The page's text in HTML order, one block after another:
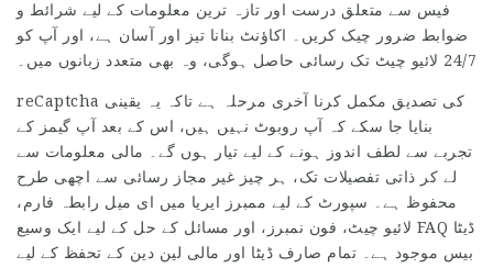
فیس سے متعلق درست اور تازہ ترین معلومات کے لیے شرائط و
ضوابط ضرور چیک کریں۔ اکاؤنٹ بنانا تیز اور آسان ہے، اور آپ کو
24/7 لائیو چیٹ تک رسائی حاصل ہوگی، وہ بھی متعدد زبانوں میں۔
reCaptcha کی تصدیق مکمل کرنا آخری مرحلہ ہے تاکہ یہ یقینی
بنایا جا سکے کہ آپ روبوٹ نہیں ہیں، اس کے بعد آپ گیمز کے
تجربے سے لطف اندوز ہونے کے لیے تیار ہوں گے۔ مالی معلومات سے
لے کر ذاتی تفصیلات تک، ہر چیز غیر مجاز رسائی سے اچھی طرح
محفوظ ہے۔ سپورٹ کے لیے ممبرز ایریا میں ای میل رابطہ فارم،
لائیو چیٹ، فون نمبرز، اور مسائل کے حل کے لیے ایک وسیع FAQ ڈیٹا
بیس موجود ہے۔ تمام صارف ڈیٹا اور مالی لین دین کے تحفظ کے لیے